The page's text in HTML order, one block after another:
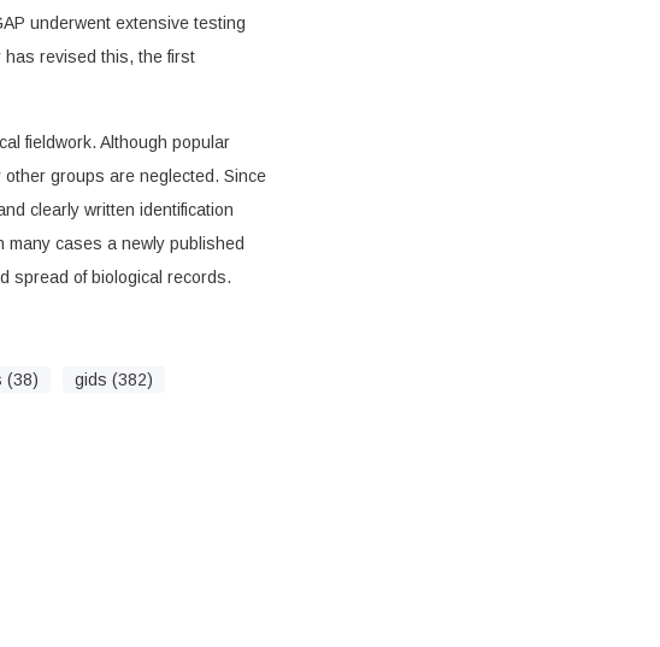
underwent extensive testing
has revised this, the first
fieldwork. Although popular
groups are neglected. Since
clearly written identification
many cases a newly published
spread of biological records.
(38)
gids (382)